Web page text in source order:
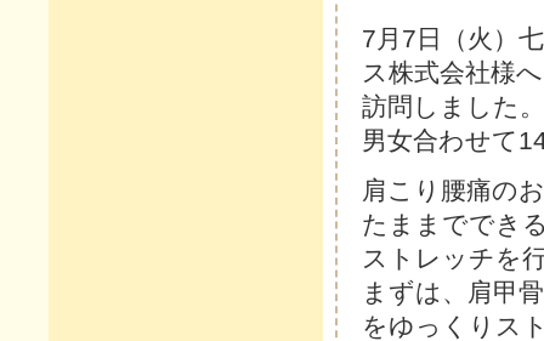
7月7日（火）
ス株式会社様へ
訪問しました。
男女合わせて
肩こり腰痛の
たままででき
ストレッチを
まずは、肩甲
をゆっくりス